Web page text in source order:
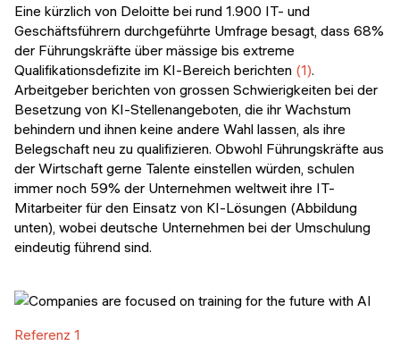
Eine kürzlich von Deloitte bei rund 1.900 IT- und
Geschäftsführern durchgeführte Umfrage besagt, dass 68%
der Führungskräfte über mässige bis extreme
Qualifikationsdefizite im KI-Bereich berichten (1).
Arbeitgeber berichten von grossen Schwierigkeiten bei der
Besetzung von KI-Stellenangeboten, die ihr Wachstum
behindern und ihnen keine andere Wahl lassen, als ihre
Belegschaft neu zu qualifizieren. Obwohl Führungskräfte aus
der Wirtschaft gerne Talente einstellen würden, schulen
immer noch 59% der Unternehmen weltweit ihre IT-
Mitarbeiter für den Einsatz von KI-Lösungen (Abbildung
unten), wobei deutsche Unternehmen bei der Umschulung
eindeutig führend sind.
Referenz 1